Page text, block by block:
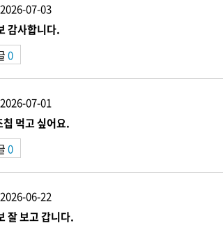
2026-07-03
감사합니다.
0
2026-07-01
먹고 싶어요.
0
2026-06-22
잘 보고 갑니다.